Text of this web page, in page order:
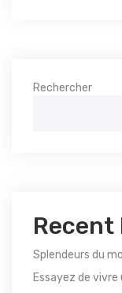
Rechercher
Recent
Splendeurs du
Essayez de vivre